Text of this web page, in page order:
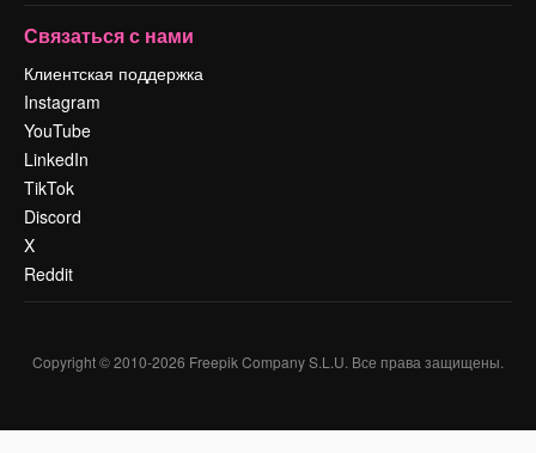
Связаться с нами
Клиентская поддержка
Instagram
YouTube
LinkedIn
TikTok
Discord
X
Reddit
Copyright © 2010-2026 Freepik Company S.L.U. Все права защищены.